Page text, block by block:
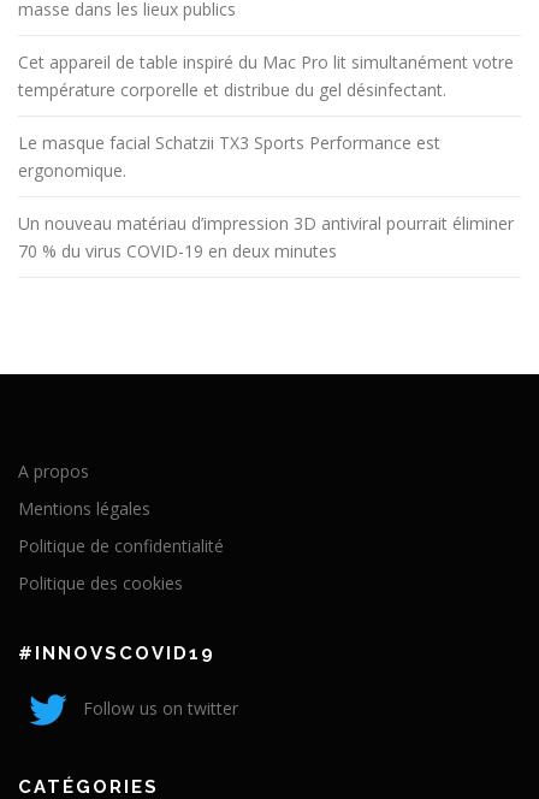
masse dans les lieux publics
Cet appareil de table inspiré du Mac Pro lit simultanément votre
température corporelle et distribue du gel désinfectant.
Le masque facial Schatzii TX3 Sports Performance est
ergonomique.
Un nouveau matériau d’impression 3D antiviral pourrait éliminer
70 % du virus COVID-19 en deux minutes
A propos
Mentions légales
Politique de confidentialité
Politique des cookies
#INNOVSCOVID19
Follow us on twitter
CATÉGORIES